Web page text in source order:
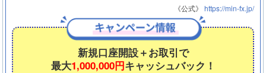
《公式》 https://min-fx.jp/
新規口座開設＋お取引で
最大1,000,000円キャッシュバック！